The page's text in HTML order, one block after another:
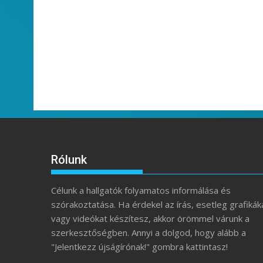
Rólunk
Célunk a hallgatók folyamatos informálása és
szórakoztatása. Ha érdekel az írás, esetleg
vagy videókat készítesz, akkor örömmel várunk a
szerkesztőségben. Annyi a dolgod, hogy alább a
"Jelentkezz újságírónak!" gombra kattintasz!